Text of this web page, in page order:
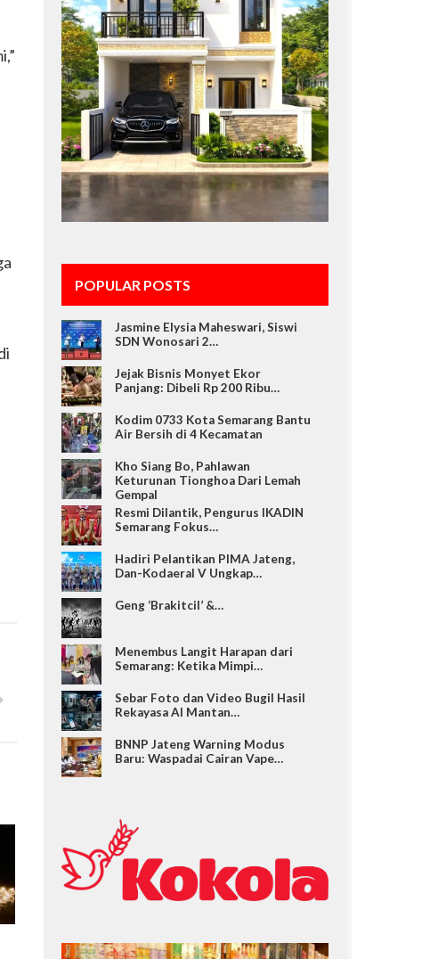
POPULAR POSTS
Jasmine Elysia Maheswari, Siswi
SDN Wonosari 2…
Jejak Bisnis Monyet Ekor
Panjang: Dibeli Rp 200 Ribu…
Kodim 0733 Kota Semarang Bantu
Air Bersih di 4 Kecamatan
Kho Siang Bo, Pahlawan
Keturunan Tionghoa Dari Lemah
Gempal
Resmi Dilantik, Pengurus IKADIN
Semarang Fokus…
Hadiri Pelantikan PIMA Jateng,
Dan-Kodaeral V Ungkap…
Geng ‘Brakitcil’ &…
Menembus Langit Harapan dari
Semarang: Ketika Mimpi…
Sebar Foto dan Video Bugil Hasil
Rekayasa AI Mantan…
BNNP Jateng Warning Modus
Baru: Waspadai Cairan Vape…